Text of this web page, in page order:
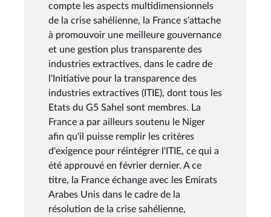
compte les aspects multidimensionnels
de la crise sahélienne, la France s'attache
à promouvoir une meilleure gouvernance
et une gestion plus transparente des
industries extractives, dans le cadre de
l'Initiative pour la transparence des
industries extractives (ITIE), dont tous les
Etats du G5 Sahel sont membres. La
France a par ailleurs soutenu le Niger
afin qu'il puisse remplir les critères
d'exigence pour réintégrer l'ITIE, ce qui a
été approuvé en février dernier. A ce
titre, la France échange avec les Emirats
Arabes Unis dans le cadre de la
résolution de la crise sahélienne,